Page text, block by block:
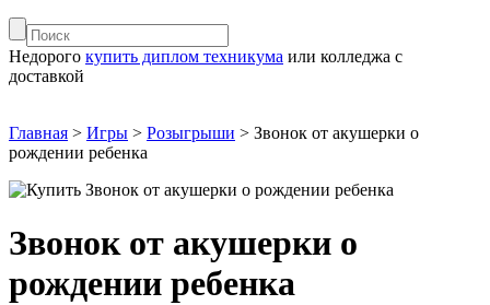
Недорого купить диплом техникума или колледжа с
доставкой
Главная > Игры > Розыгрыши > Звонок от акушерки о
рождении ребенка
Звонок от акушерки о
рождении ребенка